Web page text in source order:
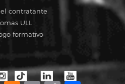
contratante
ULL
formativo